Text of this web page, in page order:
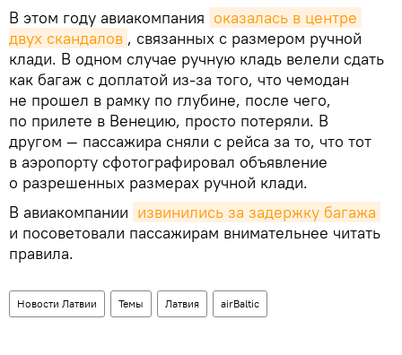
В этом году авиакомпания оказалась в центре
двух скандалов , связанных с размером ручной
клади. В одном случае ручную кладь велели сдать
как багаж с доплатой из-за того, что чемодан
не прошел в рамку по глубине, после чего,
по прилете в Венецию, просто потеряли. В
другом — пассажира сняли с рейса за то, что тот
в аэропорту сфотографировал объявление
о разрешенных размерах ручной клади.
В авиакомпании извинились за задержку багажа
и посоветовали пассажирам внимательнее читать
правила.
Новости Латвии Темы Латвия airBaltic